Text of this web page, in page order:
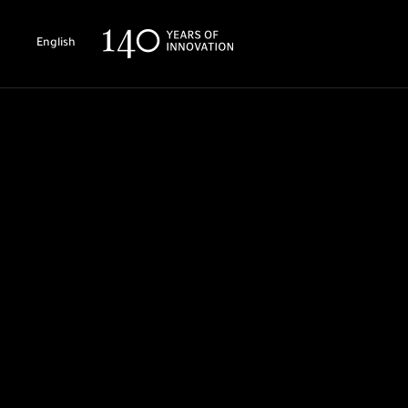
English